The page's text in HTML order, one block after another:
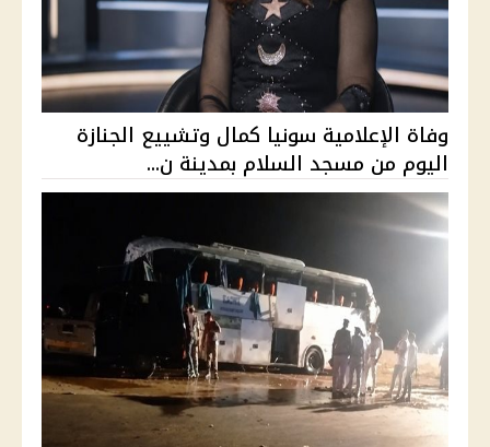
وفاة الإعلامية سونيا كمال وتشييع الجنازة
اليوم من مسجد السلام بمدينة ن...